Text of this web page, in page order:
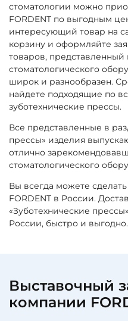
стоматологии можно
FORDENT по выгодным
интересующий товар на
корзину и оформляйте
товаров, представленный
стоматологического
широк и разнообразен.
найдете подходящие по
зуботехнические прессы.
Все представленные в
прессы» изделия
отлично
стоматологического
Вы всегда можете
FORDENT в России.
«Зуботехнические
России, быстро и выгодно.
Выставочный
компании